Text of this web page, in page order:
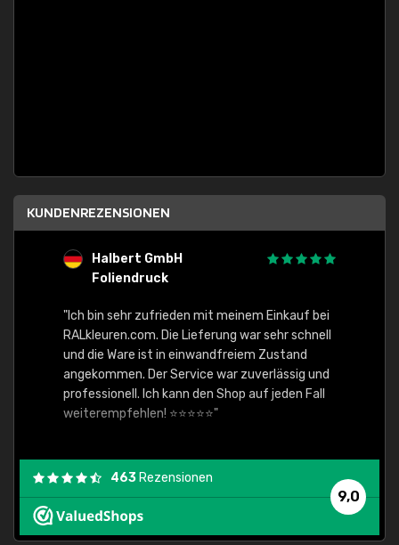
KUNDENREZENSIONEN
Halbert GmbH
Foliendruck
"Ich bin sehr zufrieden mit meinem Einkauf bei
RALkleuren.com. Die Lieferung war sehr schnell
und die Ware ist in einwandfreiem Zustand
angekommen. Der Service war zuverlässig und
professionell. Ich kann den Shop auf jeden Fall
weiterempfehlen! ⭐⭐⭐⭐⭐"
9,0
463 Rezensionen